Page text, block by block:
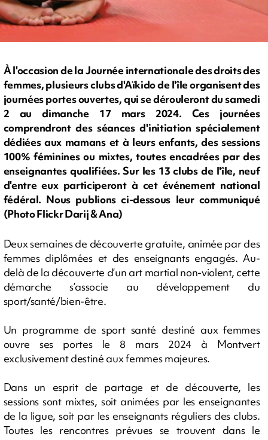
À l'occasion de la Journée internationale des droits des
femmes, plusieurs clubs d'Aïkido de l'île organisent des
journées portes ouvertes, qui se dérouleront du samedi
2 au dimanche 17 mars 2024. Ces journées
comprendront des séances d'initiation spécialement
dédiées aux mamans et à leurs enfants, des sessions
100% féminines ou mixtes, toutes encadrées par des
enseignantes qualifiées. Sur les 13 clubs de l'île, neuf
d'entre eux participeront à cet événement national
fédéral. Nous publions ci-dessous leur communiqué
(Photo Flickr Darij & Ana)
Deux semaines de découverte gratuite, animée par des
femmes diplômées et des enseignants engagés. Au-
delà de la découverte d’un art martial non-violent, cette
démarche s’associe au développement du
sport/santé/bien-être.
Un programme de sport santé destiné aux femmes
ouvre ses portes le 8 mars 2024 à Montvert
exclusivement destiné aux femmes majeures.
Dans un esprit de partage et de découverte, les
sessions sont mixtes, soit animées par les enseignantes
de la ligue, soit par les enseignants réguliers des clubs.
Toutes les rencontres prévues se trouvent dans le